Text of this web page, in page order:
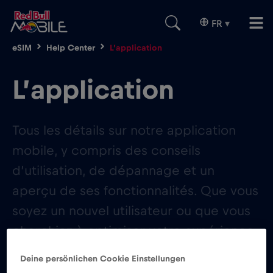
FR ▾
eSIM Help Center L’application
L’application
Tous les détails sur notre application
mobile, y compris des conseils
d’utilisation, de dépannage et un
aperçu de ses fonctionnalités. Que vous
soyez un nouvel utilisateur ou que vous
cherchiez à optimiser votre expérience,
Deine persönlichen Cookie Einstellungen